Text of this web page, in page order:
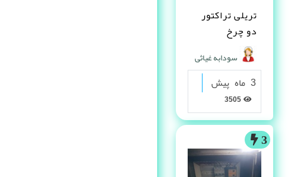
تریلی تراکتور
دو چرخ
سودابه غیاثی
3 ماه پیش
3